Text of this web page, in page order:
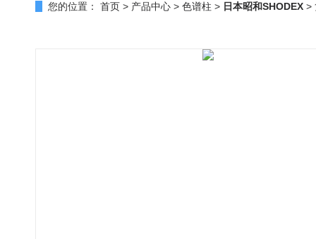
您的位置： 首页 > 产品中心 > 色谱柱 > 日本昭和SHODEX >